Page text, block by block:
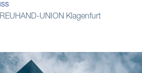
UNION Klagenfurt